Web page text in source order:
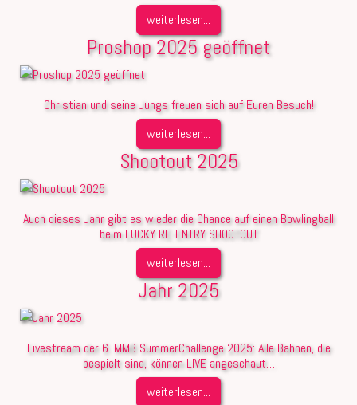
weiterlesen...
Proshop 2025 geöffnet
Christian und seine Jungs freuen sich auf Euren Besuch!
weiterlesen...
Shootout 2025
Auch dieses Jahr gibt es wieder die Chance auf einen Bowlingball
beim LUCKY RE-ENTRY SHOOTOUT
weiterlesen...
Jahr 2025
Livestream der 6. MMB SummerChallenge 2025: Alle Bahnen, die
bespielt sind, können LIVE angeschaut…
weiterlesen...